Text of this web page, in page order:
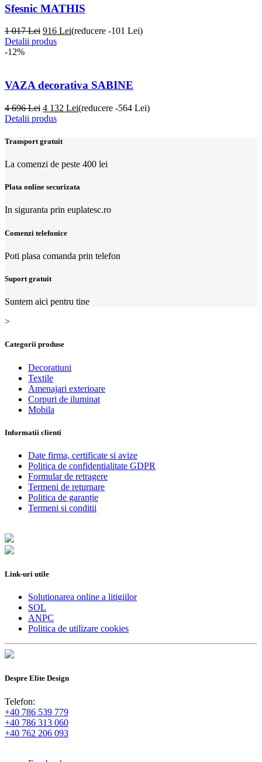
Sfesnic MATHIS
1 017 Lei 916 Lei(reducere -101 Lei)
Detalii produs
-12%
VAZA decorativa SABINE
4 696 Lei 4 132 Lei(reducere -564 Lei)
Detalii produs
Transport gratuit
La comenzi de peste 400 lei
Plata online securizata
In siguranta prin euplatesc.ro
Comenzi telefonice
Poti plasa comanda prin telefon
Suport gratuit
Suntem aici pentru tine
>
Categorii produse
Decoratiuni
Textile
Amenajari exterioare
Corpuri de iluminat
Mobila
Informatii clienti
Date firma, certificate si avize
Politica de confidentialitate GDPR
Formular de retragere
Termeni de returnare
Politica de garanție
Termeni si conditii
Link-uri utile
Solutionarea online a litigiilor
SOL
ANPC
Politica de utilizare cookies
Despre Elite Design
Telefon:
+40 786 539 779
+40 786 313 060
+40 762 206 093